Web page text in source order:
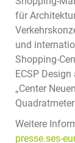
für
und
Shopping-
ECSP
„Center
Weitere
presse.ses-